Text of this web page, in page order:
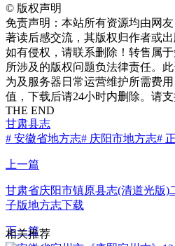
© 版权声明
免责声明：本站所有资源均由网
著读后感交流，其版权归作者或
如有侵权，请联系删除！转售属
所涉及的版权问题负法律责任。
为及服务器日常运营维护所需费
值，下载后请24小时内删除。请支
THE END
甘肃县志
# 安徽省地方志# 庆阳市地方志#
上一篇
甘肃省庆阳市镇原县志(清道光版)
子版地方志下载
下一篇
相关推荐